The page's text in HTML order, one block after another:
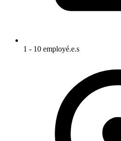
1 - 10 employé.e.s